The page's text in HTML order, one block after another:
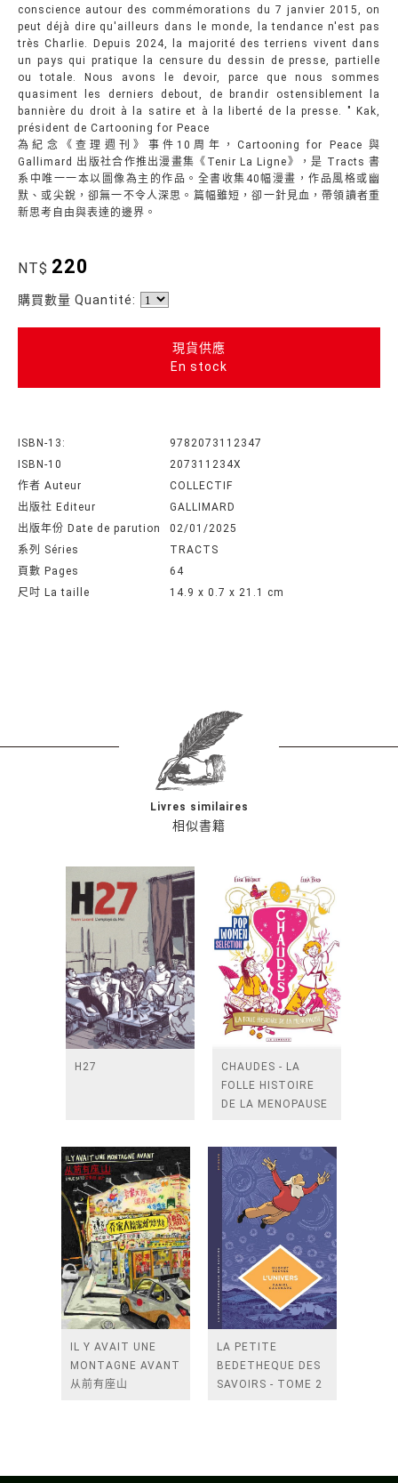
conscience autour des commémorations du 7 janvier 2015, on
peut déjà dire qu'ailleurs dans le monde, la tendance n'est pas
très Charlie. Depuis 2024, la majorité des terriens vivent dans
un pays qui pratique la censure du dessin de presse, partielle
ou totale.Nous avons le devoir, parce que nous sommes
quasiment les derniers debout, de brandir ostensiblement la
bannière du droit à la satire et à la liberté de la presse. " Kak,
président de Cartooning for Peace
為紀念《查理週刊》事件10周年，Cartooning for Peace 與
Gallimard 出版社合作推出漫畫集《Tenir La Ligne》，是 Tracts 書
系中唯一一本以圖像為主的作品。全書收集40幅漫畫，作品風格或幽
默、或尖銳，卻無一不令人深思。篇幅雖短，卻一針見血，帶領讀者重
新思考自由與表達的邊界。
NT$ 220
購買數量 Quantité:
現貨供應
En stock
ISBN-13:
9782073112347
ISBN-10
207311234X
作者 Auteur
COLLECTIF
出版社 Editeur
GALLIMARD
出版年份 Date de parution
02/01/2025
系列 Séries
TRACTS
頁數 Pages
64
尺吋 La taille
14.9 x 0.7 x 21.1 cm
相似書籍
Livres similaires
H27
CHAUDES - LA
FOLLE HISTOIRE
DE LA MENOPAUSE
IL Y AVAIT UNE
MONTAGNE AVANT
从前有座山
LA PETITE
BEDETHEQUE DES
SAVOIRS - TOME 2